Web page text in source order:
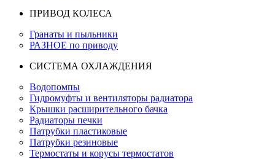
ПРИВОД КОЛЕСА
Гранаты и пыльники
РАЗНОЕ по приводу
СИСТЕМА ОХЛАЖДЕНИЯ
Водопомпы
Гидромуфты и вентиляторы радиатора
Крышки расширительного бачка
Радиаторы печки
Патрубки пластиковые
Патрубки резиновые
Термостаты и корусы термостатов